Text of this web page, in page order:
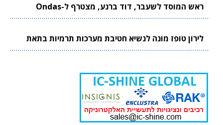
ראש המוסד לשעבר, דוד ברנע, מצטרף ל-Ondas
לירון טופז מונה לנשיא חטיבת מערכות תרמיות בתאת